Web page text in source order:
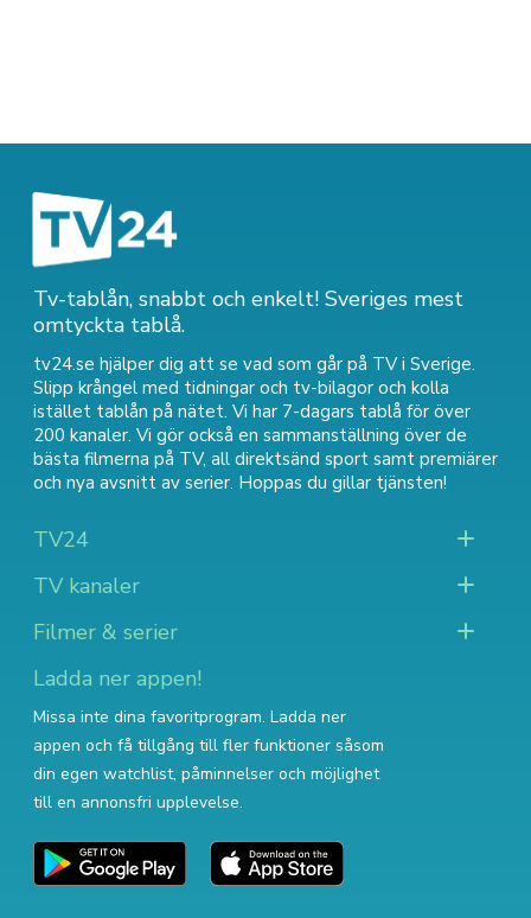
Tv-tablån, snabbt och enkelt! Sveriges mest
omtyckta tablå.
tv24.se hjälper dig att se vad som går på TV i Sverige.
Slipp krångel med tidningar och tv-bilagor och kolla
istället tablån på nätet. Vi har 7-dagars tablå för över
200 kanaler. Vi gör också en sammanställning över de
bästa filmerna på TV, all direktsänd sport samt premiärer
och nya avsnitt av serier. Hoppas du gillar tjänsten!
TV24
TV kanaler
Filmer & serier
Ladda ner appen!
Missa inte dina favoritprogram. Ladda ner
appen och få tillgång till fler funktioner såsom
din egen watchlist, påminnelser och möjlighet
till en annonsfri upplevelse.